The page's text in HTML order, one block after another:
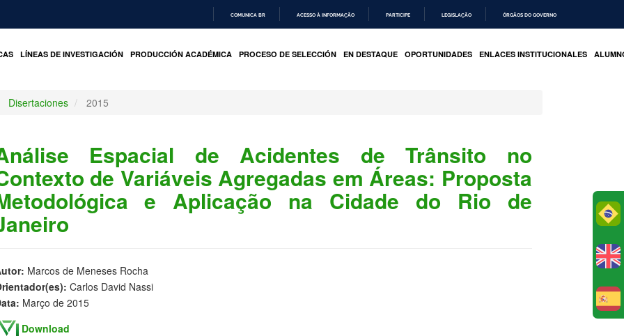
O
COMUNICA BR ACESSO À INFORMAÇÃO PARTICIPE LEGISLAÇÃO ÓRGÃOS DO GOVERNO
LÍNEAS DE INVESTIGACIÓN PRODUCCIÓN ACADÉMICA PROCESO DE SELECCIÓN EN DESTAQUE OPORTUNIDADES ENLACES INSTITUCIONALES
Disertaciones 2015
Espacial de Acidentes de Trânsito no
de Variáveis Agregadas em Áreas: Proposta
e Aplicação na Cidade do Rio de
Marcos de Meneses Rocha
Carlos David Nassi
Março de 2015
Download